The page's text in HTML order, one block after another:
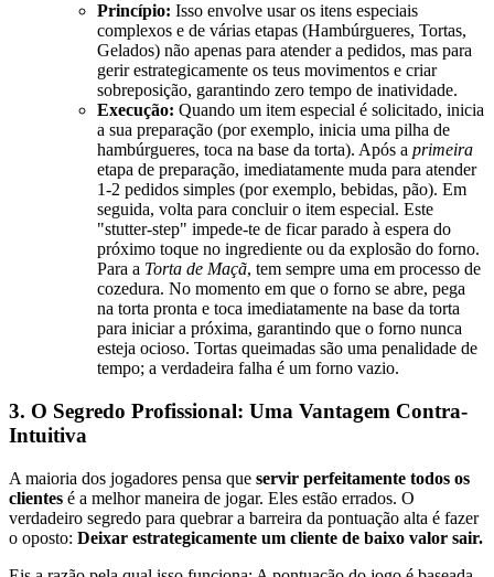
Princípio: Isso envolve usar os itens especiais
complexos e de várias etapas (Hambúrgueres, Tortas,
Gelados) não apenas para atender a pedidos, mas para
gerir estrategicamente os teus movimentos e criar
sobreposição, garantindo zero tempo de inatividade.
Execução: Quando um item especial é solicitado, inicia
a sua preparação (por exemplo, inicia uma pilha de
hambúrgueres, toca na base da torta). Após a primeira
etapa de preparação, imediatamente muda para atender
1-2 pedidos simples (por exemplo, bebidas, pão). Em
seguida, volta para concluir o item especial. Este
"stutter-step" impede-te de ficar parado à espera do
próximo toque no ingrediente ou da explosão do forno.
Para a Torta de Maçã, tem sempre uma em processo de
cozedura. No momento em que o forno se abre, pega
na torta pronta e toca imediatamente na base da torta
para iniciar a próxima, garantindo que o forno nunca
esteja ocioso. Tortas queimadas são uma penalidade de
tempo; a verdadeira falha é um forno vazio.
3. O Segredo Profissional: Uma Vantagem Contra-
Intuitiva
A maioria dos jogadores pensa que servir perfeitamente todos os
clientes é a melhor maneira de jogar. Eles estão errados. O
verdadeiro segredo para quebrar a barreira da pontuação alta é fazer
o oposto: Deixar estrategicamente um cliente de baixo valor sair.